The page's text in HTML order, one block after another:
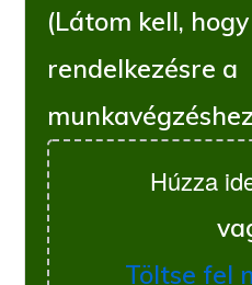
(Látom kell,
rendelkezésre a
Húzza
Töltse fel